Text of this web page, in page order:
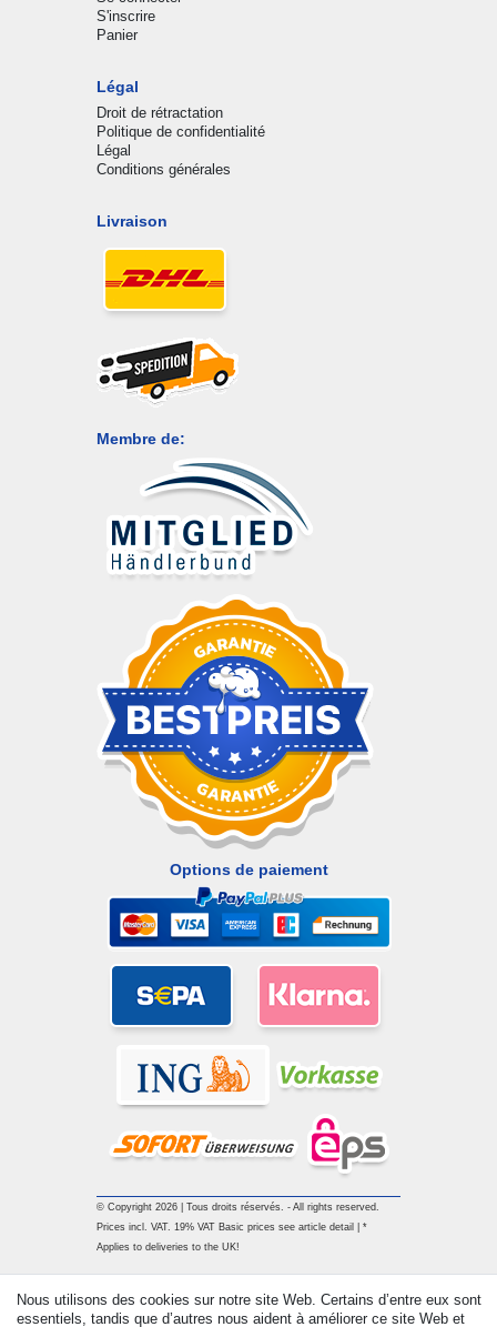
S'inscrire
Panier
Légal
Droit de rétractation
Politique de confidentialité
Légal
Conditions générales
Livraison
Membre de:
Options de paiement
© Copyright 2026 | Tous droits réservés. - All rights reserved.
Prices incl. VAT. 19% VAT Basic prices see article detail | *
Applies to deliveries to the UK!
Nous utilisons des cookies sur notre site Web. Certains d’entre eux sont
essentiels, tandis que d’autres nous aident à améliorer ce site Web et
Rétracter le contrat ici Contact